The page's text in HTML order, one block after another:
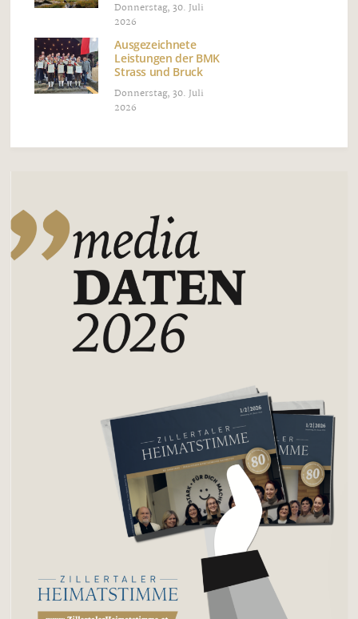
Donnerstag, 30. Juli
2026
Ausgezeichnete
Leistungen der BMK
Strass und Bruck
Donnerstag, 30. Juli
2026